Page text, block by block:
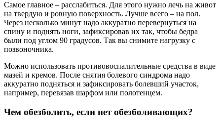
Самое главное – расслабиться. Для этого нужно лечь на живот
на твердую и ровную поверхность. Лучше всего – на пол.
Через несколько минут надо аккуратно перевернуться на
спину и поднять ноги, зафиксировав их так, чтобы бедра
были под углом 90 градусов. Так вы снимите нагрузку с
позвоночника.
Можно использовать противовоспалительные средства в виде
мазей и кремов. После снятия болевого синдрома надо
аккуратно подняться и зафиксировать болевший участок,
например, перевязав шарфом или полотенцем.
Чем обезболить, если нет обезболивающих?